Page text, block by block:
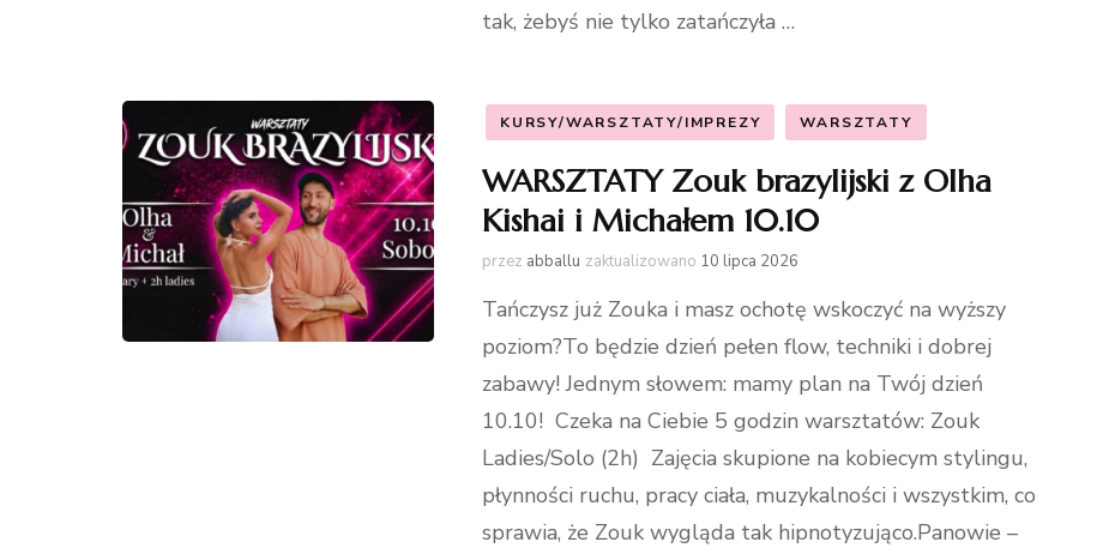
tak, żebyś nie tylko zatańczyła …
KURSY/WARSZTATY/IMPREZY WARSZTATY
WARSZTATY Zouk brazylijski z Olha
Kishai i Michałem 10.10
przez abballu zaktualizowano 10 lipca 2026
Tańczysz już Zouka i masz ochotę wskoczyć na wyższy
poziom?To będzie dzień pełen flow, techniki i dobrej
zabawy! Jednym słowem: mamy plan na Twój dzień
10.10! Czeka na Ciebie 5 godzin warsztatów: Zouk
Ladies/Solo (2h) Zajęcia skupione na kobiecym stylingu,
płynności ruchu, pracy ciała, muzykalności i wszystkim, co
sprawia, że Zouk wygląda tak hipnotyzująco.Panowie –